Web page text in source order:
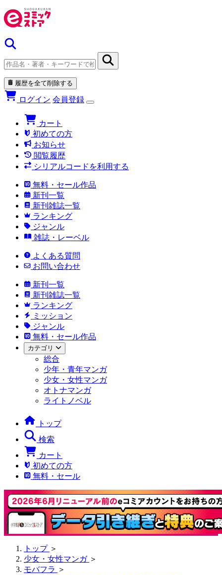
履歴を全て削除する
ログイン 会員登録
カート
初めての方
お知らせ
閲覧履歴
シリアルコードを利用する
無料・セール作品
新刊一覧
新刊雑誌一覧
ランキング
ジャンル
雑誌・レーベル
よくある質問
お問い合わせ
新刊一覧
新刊雑誌一覧
ランキング
ミッション
ジャンル
無料・セール作品
カテゴリ
総合
少年・青年マンガ
少女・女性マンガ
オトナマンガ
ライトノベル
トップ
検索
カート
初めての方
無料・セール
トップ ＞
少女・女性マンガ ＞
モバフラ ＞